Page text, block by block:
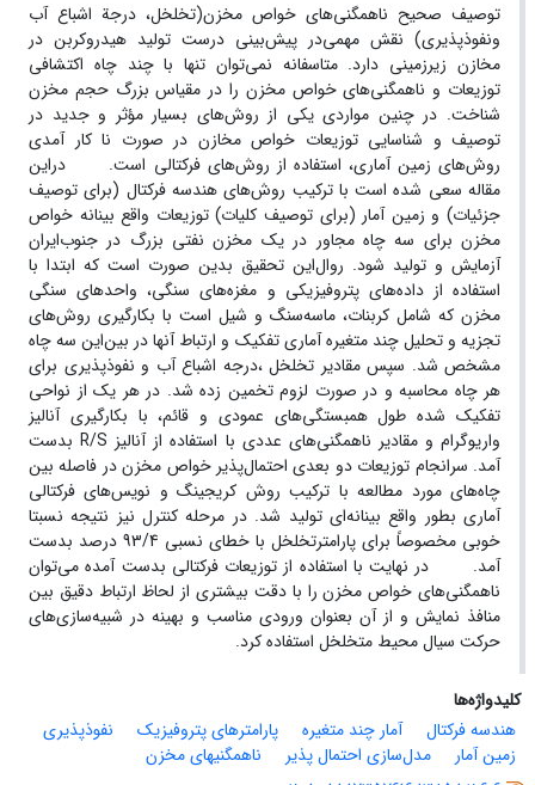
توصیف صحیح ناهمگنی‌های خواص مخزن(تخلخل، درجة اشباع آب
ونفوذپذیری) نقش مهمی‌در پیش‌بینی درست تولید هیدروکربن در
مخازن زیرزمینی دارد. متاسفانه نمی‌توان تنها با چند چاه اکتشافی
توزیعات و ناهمگنی‌های خواص مخزن را در مقیاس بزرگ حجم مخزن
شناخت. در چنین مواردی یکی از روش‌های بسیار مؤثر و جدید در
توصیف و شناسایی توزیعات خواص مخازن در صورت نا کار آمدی
روش‌های زمین آماری، استفاده از روش‌های فرکتالی است. در‌این
مقاله سعی شده است با ترکیب روش‌های هندسه فرکتال (برای توصیف
جزئیات) و زمین آمار (برای توصیف کلیات) توزیعات واقع بینانه خواص
مخزن برای سه چاه مجاور در یک مخزن نفتی بزرگ در جنوب‌ایران
آزمایش و تولید شود. روال‌این تحقیق بدین صورت است که ابتدا با
استفاده از داده‌های پتروفیزیکی و مغزه‌های سنگی، واحدهای سنگی
مخزن که شامل کربنات، ماسه‌سنگ و شیل است با بکارگیری روش‌های
تجزیه و تحلیل چند متغیره آماری تفکیک و ارتباط آنها در بین‌این سه چاه
مشخص شد. سپس مقادیر تخلخل ،درجه اشباع آب و نفوذپذیری برای
هر چاه محاسبه و در صورت لزوم تخمین زده شد. در هر یک از نواحی
تفکیک شده طول همبستگی‌های عمودی و قائم، با بکارگیری آنالیز
واریوگرام و مقادیر ناهمگنی‌های عددی با استفاده از آنالیز R/S بدست
آمد. سرانجام توزیعات دو بعدی احتمال‌پذیر خواص مخزن در فاصله بین
چاه‌های مورد مطالعه با ترکیب روش کریجینگ و نویس‌های فرکتالی
آماری بطور واقع بینانه‌ای تولید شد. در مرحله کنترل نیز نتیجه نسبتا
خوبی مخصوصاً برای پارامترتخلخل با خطای نسبی 93/4 درصد بدست
آمد. در نهایت با استفاده از توزیعات فرکتالی بدست آمده می‌توان
ناهمگنی‌های خواص مخزن را با دقت بیشتری از لحاظ ارتباط دقیق بین
منافذ نمایش و از آن بعنوان ورودی مناسب و بهینه در شبیه‌سازی‌های
حرکت سیال محیط متخلخل استفاده کرد.
کلیدواژه‌ها
هندسه فرکتال
آمار چند متغیره پارامترهای پتروفیزیک
نفوذپذیری
زمین آمار
مدل‌سازی احتمال پذیر
ناهمگنی­های مخزن